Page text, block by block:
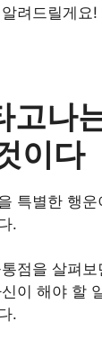
려드릴게요!
고나
이다
특별한 행
.
점을 살펴
이 해야 할
.